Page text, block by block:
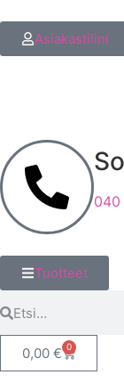
Asiakastilini
040
Tuotteet
0,00 € 0